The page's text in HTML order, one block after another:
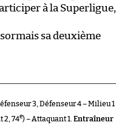
à la Superligue,
sa deuxième
3, Défenseur 4 – Milieu 1
2, 74e) – Attaquant 1. Entraîneur